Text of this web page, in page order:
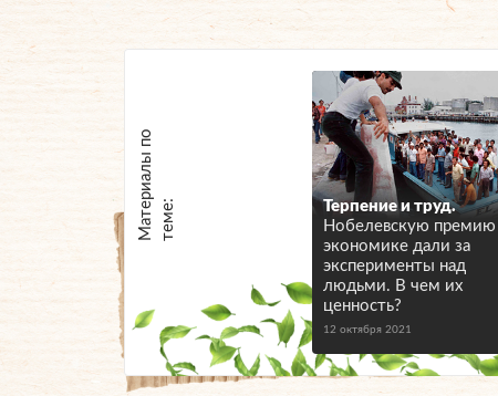
М
а
т е
р
и
а
л
ы
п
о
т
е
м
е :
Терпение и труд.
Нобелевскую премию
экономике дали за
эксперименты над
людьми. В чем их
ценность?
12 октября 2021